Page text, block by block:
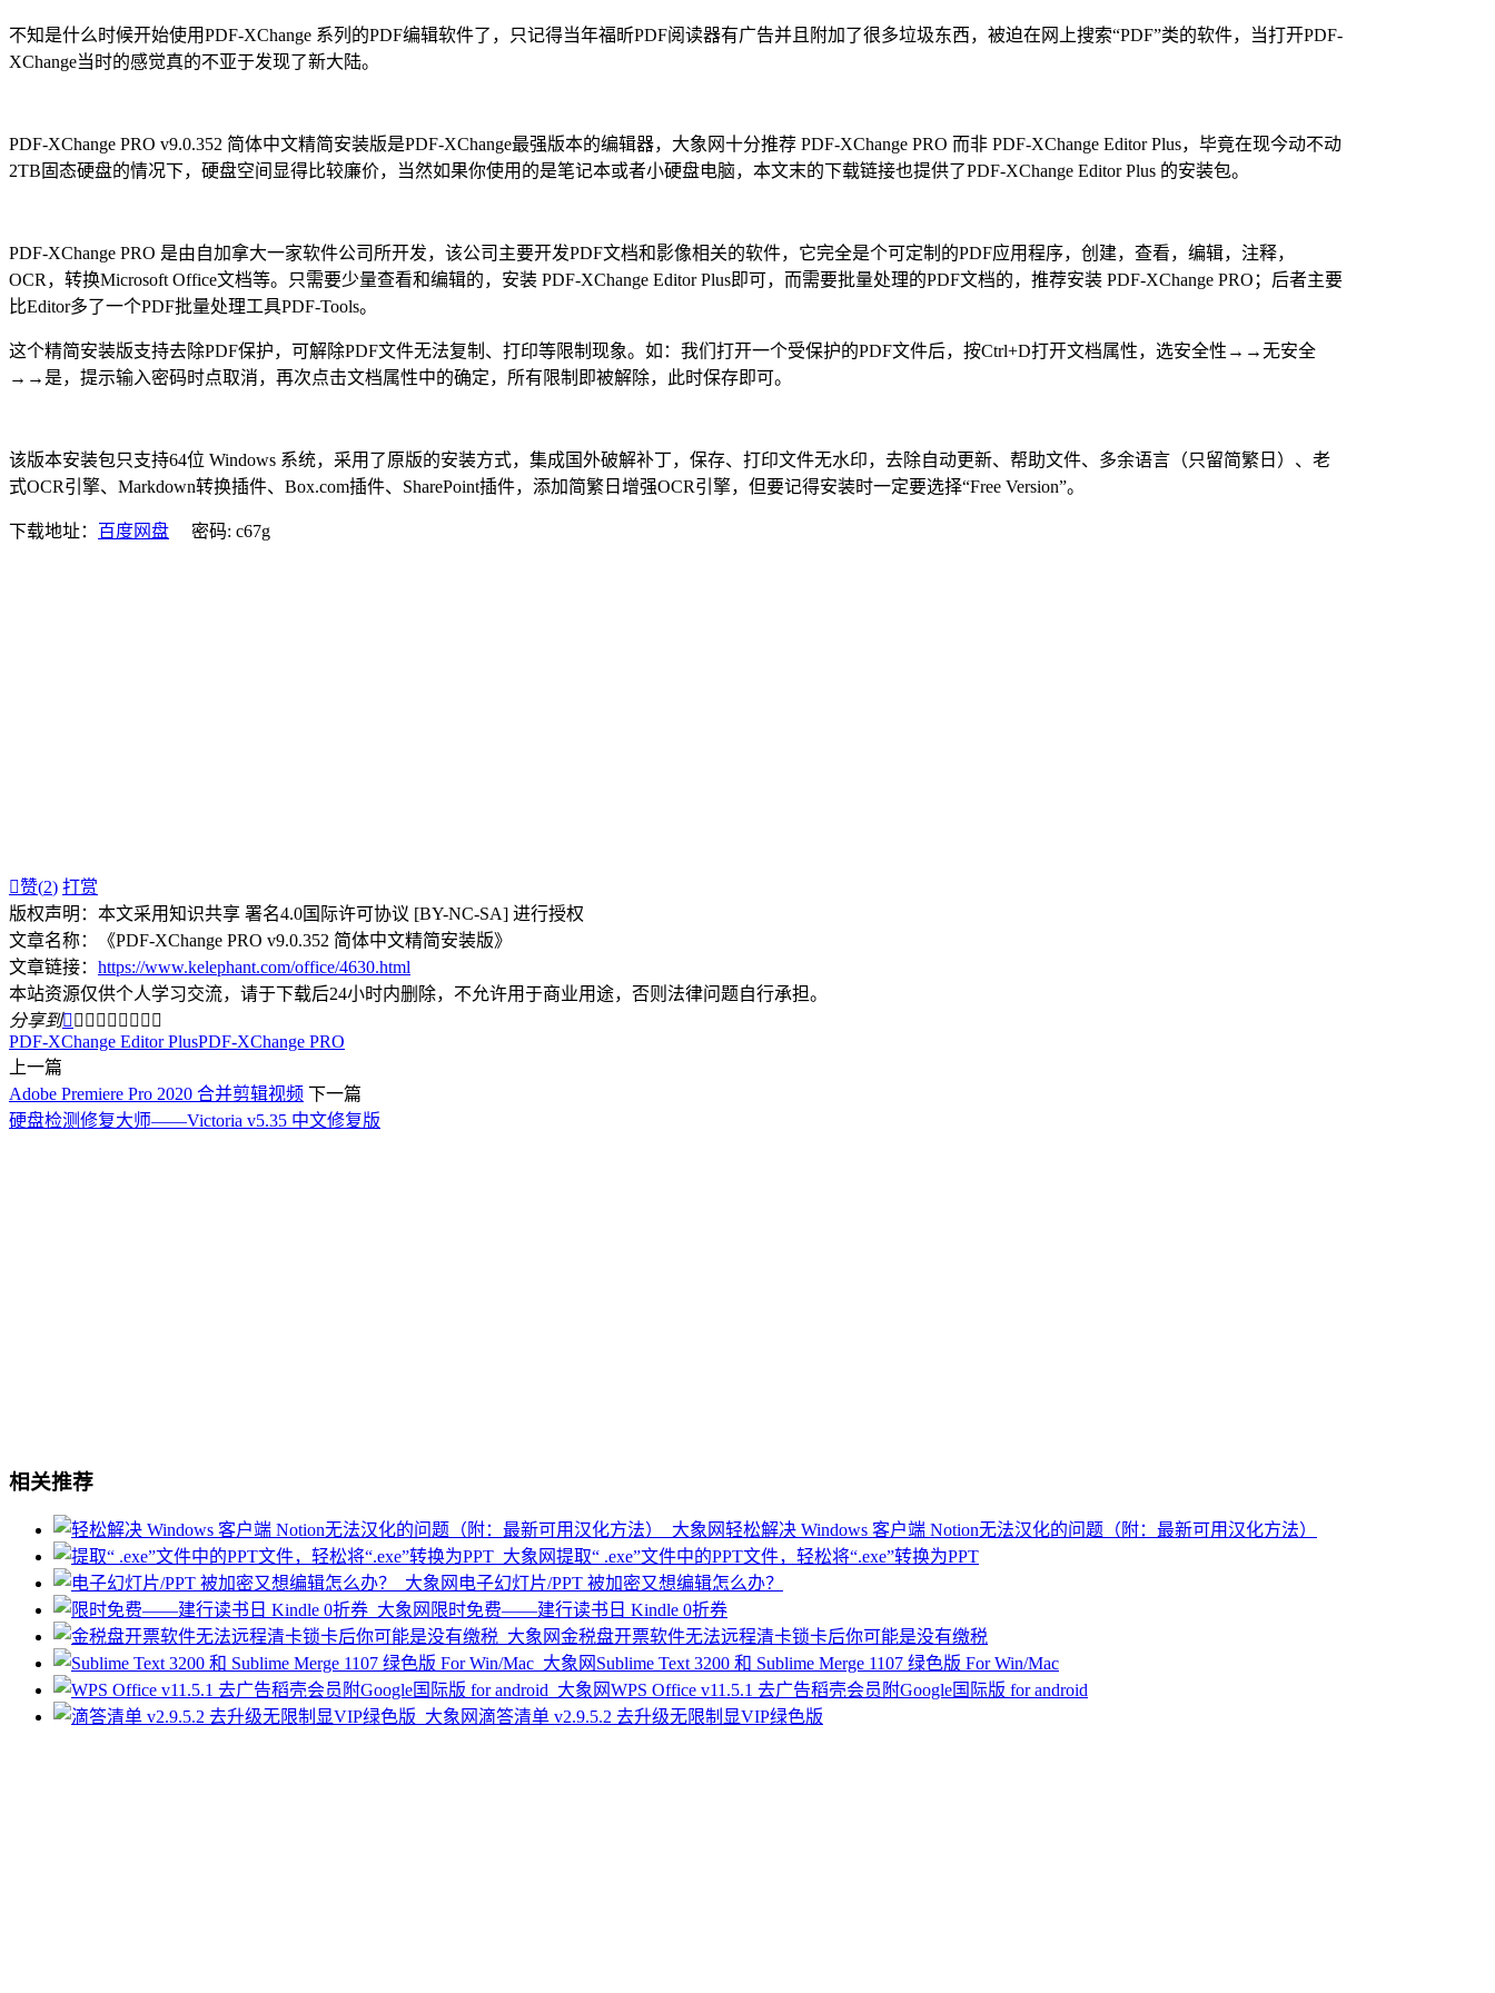
不知是什么时候开始使用PDF-XChange 系列的PDF编辑软件了，只记得当年福昕PDF阅读器有广告并且附加了很多垃圾东西，被迫在网上搜索“PDF”类的软件，当打开PDF-
XChange当时的感觉真的不亚于发现了新大陆。
PDF-XChange PRO v9.0.352 简体中文精简安装版是PDF-XChange最强版本的编辑器，大象网十分推荐 PDF-XChange PRO 而非 PDF-XChange Editor Plus，毕竟在现今动不动
2TB固态硬盘的情况下，硬盘空间显得比较廉价，当然如果你使用的是笔记本或者小硬盘电脑，本文末的下载链接也提供了PDF-XChange Editor Plus 的安装包。
PDF-XChange PRO 是由自加拿大一家软件公司所开发，该公司主要开发PDF文档和影像相关的软件，它完全是个可定制的PDF应用程序， 创建，查看，编辑，注释，
OCR，转换Microsoft Office文档等。
只需要少量查看和编辑的，安装 PDF-XChange Editor Plus即可，而需要批量处理的PDF文档的，推荐安装 PDF-XChange PRO；后者主要
比Editor多了一个PDF批量处理工具PDF-Tools。
这个精简安装版支持去除PDF保护，可解除PDF文件无法复制、打印等限制现象。如：我们打开一个受保护的PDF文件后，按Ctrl+D打开文档属性，选安全性→→无安全
→→是，提示输入密码时点取消，再次点击文档属性中的确定，所有限制即被解除，此时保存即可。
该版本安装包只支持64位 Windows 系统，采用了原版的安装方式，集成国外破解补丁，保存、打印文件无水印，去除自动更新、帮助文件、多余语言（只留简繁日）、老
式OCR引擎、Markdown转换插件、Box.com插件、SharePoint插件，添加简繁日增强OCR引擎，但要记得安装时一定要选择“Free Version”。
下载地址： 百度网盘 密码: c67g
赞(2) 打赏
版权声明：本文采用知识共享 署名4.0国际许可协议 [BY-NC-SA] 进行授权
文章名称：《PDF-XChange PRO v9.0.352 简体中文精简安装版》
文章链接： https://www.kelephant.com/office/4630.html
本站资源仅供个人学习交流，请于下载后24小时内删除，不允许用于商业用途，否则法律问题自行承担。
分享到        
PDF-XChange Editor PlusPDF-XChange PRO
上一篇
Adobe Premiere Pro 2020 合并剪辑视频 下一篇
硬盘检测修复大师——Victoria v5.35 中文修复版
相关推荐
轻松解决 Windows 客户端 Notion无法汉化的问题（附：最新可用汉化方法）
提取“ .exe”文件中的PPT文件，轻松将“.exe”转换为PPT
电子幻灯片/PPT 被加密又想编辑怎么办？
限时免费——建行读书日 Kindle 0折券
金税盘开票软件无法远程清卡锁卡后你可能是没有缴税
Sublime Text 3200 和 Sublime Merge 1107 绿色版 For Win/Mac
WPS Office v11.5.1 去广告稻壳会员附Google国际版 for android
滴答清单 v2.9.5.2 去升级无限制显VIP绿色版